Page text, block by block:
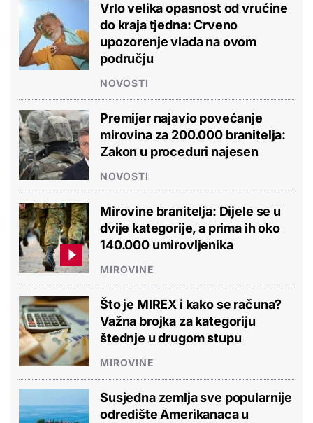
Vrlo velika opasnost od vrućine
do kraja tjedna: Crveno
upozorenje vlada na ovom
području
NOVOSTI
Premijer najavio povećanje
mirovina za 200.000 branitelja:
Zakon u proceduri najesen
NOVOSTI
Mirovine branitelja: Dijele se u
dvije kategorije, a prima ih oko
140.000 umirovljenika
MIROVINE
Što je MIREX i kako se računa?
Važna brojka za kategoriju
štednje u drugom stupu
MIROVINE
Susjedna zemlja sve popularnije
odredište Amerikanaca u